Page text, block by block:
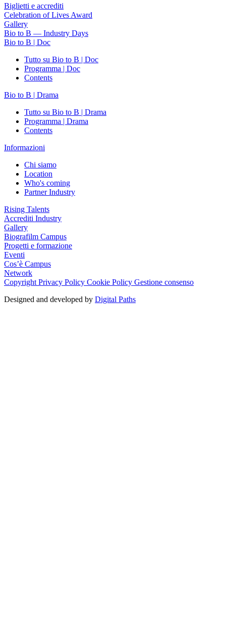
Biglietti e accrediti
Celebration of Lives Award
Gallery
Bio to B — Industry Days
Bio to B | Doc
Tutto su Bio to B | Doc
Programma | Doc
Contents
Bio to B | Drama
Tutto su Bio to B | Drama
Programma | Drama
Contents
Informazioni
Chi siamo
Location
Who's coming
Partner Industry
Rising Talents
Accrediti Industry
Gallery
Biografilm Campus
Progetti e formazione
Eventi
Cos’è Campus
Network
Copyright Privacy Policy Cookie Policy Gestione consenso
Designed and developed by Digital Paths